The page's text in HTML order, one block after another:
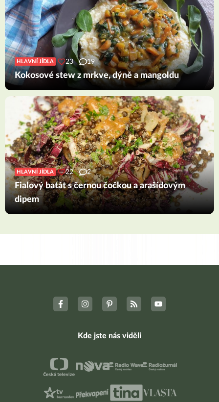
HLAVNÍ JÍDLA 23 19
Kokosové stew z mrkve, dýně a mangoldu
HLAVNÍ JÍDLA 22 2
Fialový batát s černou čočkou a arašídovým
dipem
Kde jste nás viděli